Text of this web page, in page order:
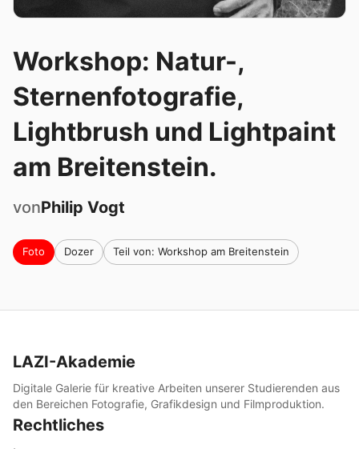
Workshop: Natur-,
Sternenfotografie,
Lightbrush und Lightpaint
am Breitenstein.
vonPhilip Vogt
Foto Dozer Teil von: Workshop am Breitenstein
LAZI-Akademie
Digitale Galerie für kreative Arbeiten unserer Studierenden aus
den Bereichen Fotografie, Grafikdesign und Filmproduktion.
Rechtliches